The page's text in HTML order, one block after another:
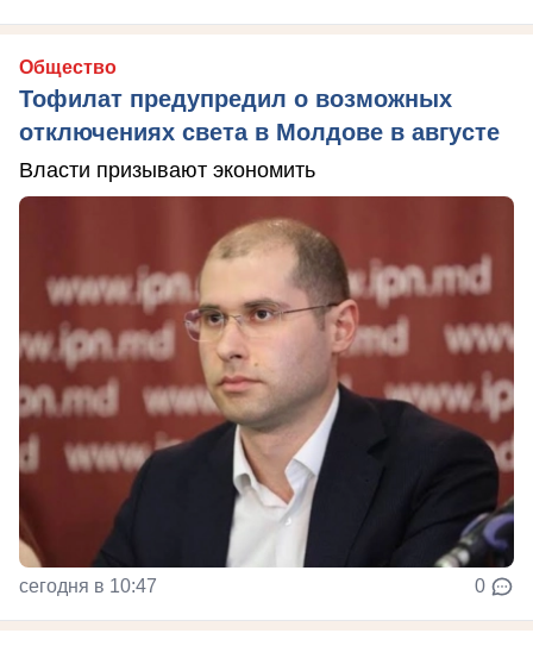
Общество
Тофилат предупредил о возможных
отключениях света в Молдове в августе
Власти призывают экономить
сегодня в 10:47 0